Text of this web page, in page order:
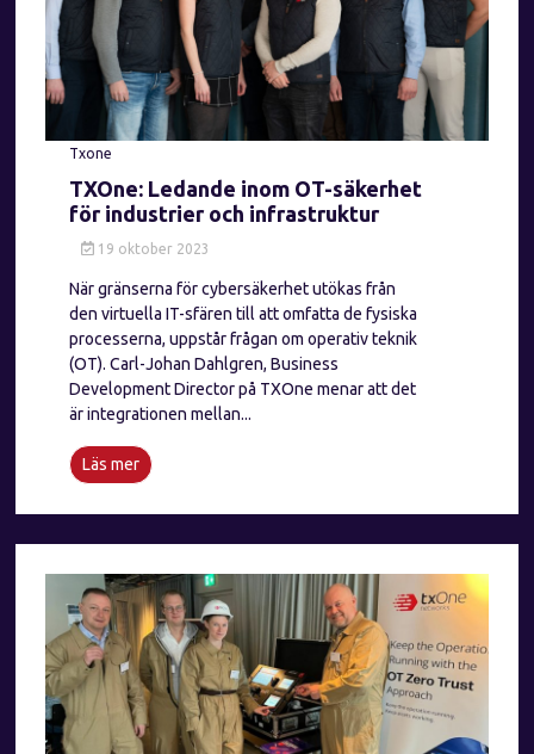
Txone
TXOne: Ledande inom OT-säkerhet
för industrier och infrastruktur
19 oktober 2023
När gränserna för cybersäkerhet utökas från
den virtuella IT-sfären till att omfatta de fysiska
processerna, uppstår frågan om operativ teknik
(OT). Carl-Johan Dahlgren, Business
Development Director på TXOne menar att det
är integrationen mellan...
Läs mer